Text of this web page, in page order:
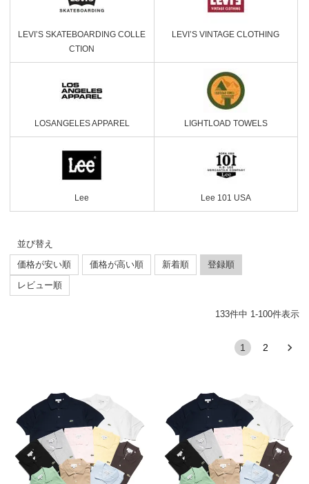
LEVI’S SKATEBOARDING COLLE
CTION
LEVI’S VINTAGE CLOTHING
LOSANGELES APPAREL LIGHTLOAD TOWELS
Lee Lee 101 USA
並び替え
価格が安い順
価格が高い順 新着順
登録順
レビュー順
133件中 1-100件表示
1 2